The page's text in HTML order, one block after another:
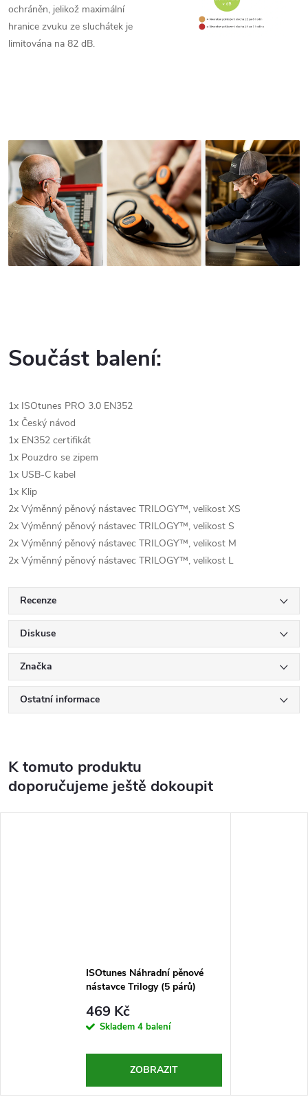
ochráněn, jelikož maximální
hranice zvuku ze sluchátek je
limitována na 82 dB.
Součást balení:
1x ISOtunes PRO 3.0 EN352
1x Český návod
1x EN352 certifikát
1x Pouzdro se zipem
1x USB-C kabel
1x Klip
2x Výměnný pěnový nástavec TRILOGY™, velikost XS
2x Výměnný pěnový nástavec TRILOGY™, velikost S
2x Výměnný pěnový nástavec TRILOGY™, velikost M
2x Výměnný pěnový nástavec TRILOGY™, velikost L
Recenze
Diskuse
Značka
Ostatní informace
K tomuto produktu
doporučujeme ještě dokoupit
ISOtunes Náhradní pěnové
nástavce Trilogy (5 párů)
469 Kč
Skladem 4 balení
ZOBRAZIT